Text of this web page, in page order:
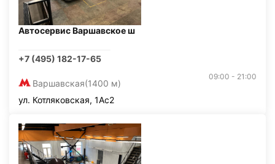
Автосервис Варшавское ш
+7 (495) 182-17-65
Варшавская(1400 м)
09:00 - 21:00
ул. Котляковская, 1Ас2